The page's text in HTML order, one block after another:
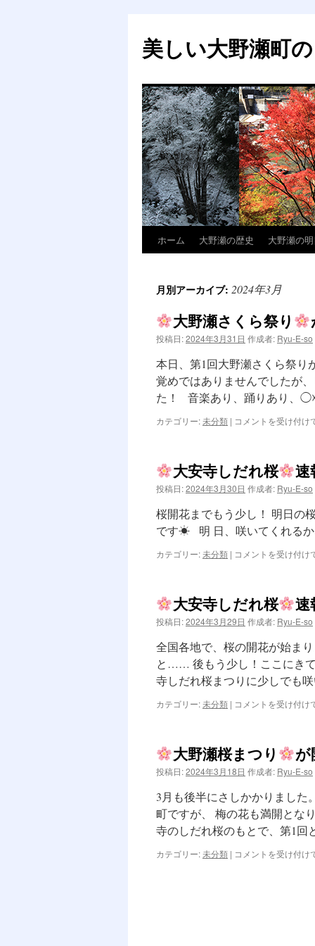
美しい大野瀬町
テ
ホーム 大野瀬の歴史 大野瀬の明
月別アーカイブ: 2024年3月
大野瀬さくら祭り
投稿日:2024年3月31日 作成者: Ryu-E-so
本日、第1回大野瀬さくら祭り
覚めではありませんでしたが
た！ 音楽あり、踊りあり、
カテゴリー:未分類 |
さ
く
ら
祭
り
開
れ
ま
し
は
コメントを受け付け
大安寺しだれ桜
投稿日:2024年3月30日 作成者: Ryu-E-so
桜開花までもう少し！ 明日の
です☀ 明 日、咲いてくれる
カテゴリー:未分類 |
し
だ
れ
桜
速
報
は
コメントを受け付け
大安寺しだれ桜 速
投稿日:2024年3月29日 作成者: Ryu-E-so
全国各地で、桜の開花が始ま
と…… 後もう少し！ここにき
寺しだれ桜まつりに少しでも
カテゴリー:未分類 |
し
だ
れ
速
報
コメントを受け付け
大野瀬桜まつり が
投稿日:2024年3月18日 作成者: Ryu-E-so
3月も後半にさしかかりました
町ですが、 梅の花も満開とな
寺のしだれ桜のもとで、第1
カテゴリー:未分類 | コメントを受け付け